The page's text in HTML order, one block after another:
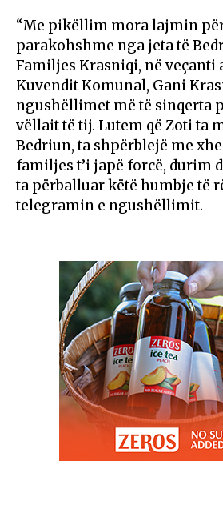
“Me pikëllim mora lajmin
parakohshme nga jeta të
Familjes Krasniqi, në veçanti
Kuvendit Komunal, Gani
ngushëllimet më të sinqerta
vëllait të tij. Lutem që Zoti ta
Bedriun, ta shpërblejë me
familjes t’i japë forcë, durim
ta përballuar këtë humbje të
telegramin e ngushëllimit.